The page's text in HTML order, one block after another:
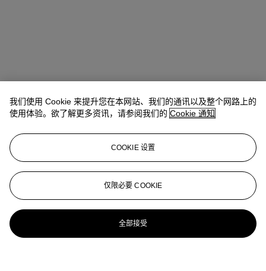
我们使用 Cookie 来提升您在本网站、我们的通讯以及整个网路上的
使用体验。欲了解更多资讯，请参阅我们的 Cookie 通知
COOKIE 设置
仅限必要 COOKIE
全部接受